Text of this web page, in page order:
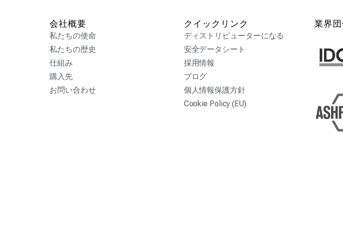
会社概要
私たちの使命
私たちの歴史
仕組み
購入先
お問い合わせ
クイックリンク
ディストリビューターになる
安全データシート
採用情報
ブログ
個人情報保護方針
Cookie Policy (EU)
業界